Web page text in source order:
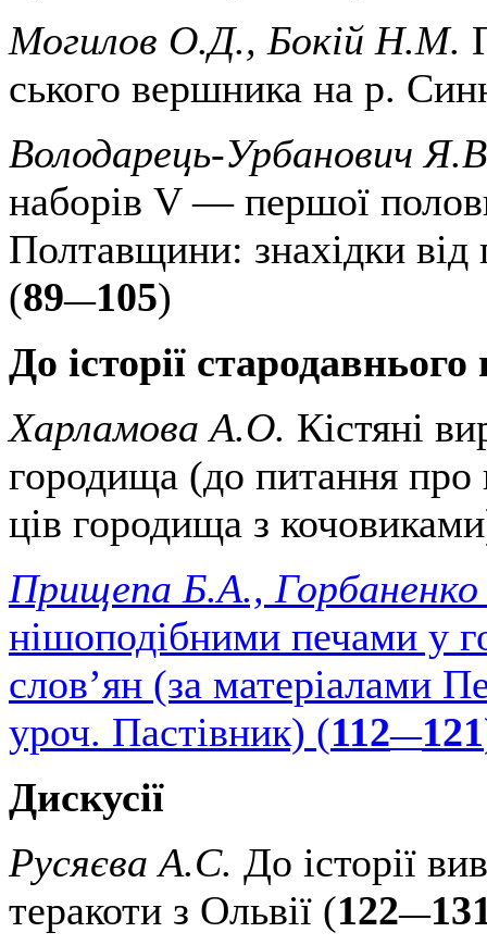
Могилов О.Д., Бокій Н.М.
ського вершника на р.
Володарець-Урбанович
наборів V — першої
Полтавщини: знахідки від
(89—105)
До історії
Харламова А.О. Кістяні
городища (до питання
ців городища з
Прищепа Б.А.,
нішоподібними печами у
слов’ян (за матеріалами
уроч. Пастівник) (112—121
Дискусії
Русяєва А.С. До історії
теракоти з Ольвії (122—